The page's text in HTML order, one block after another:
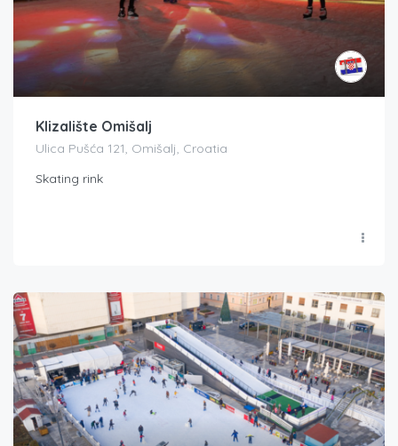
Klizalište Omišalj
Ulica Pušća 121, Omišalj, Croatia
Skating rink